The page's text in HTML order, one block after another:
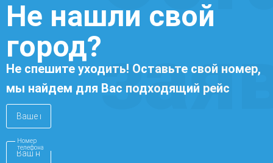
Не нашли свой
город?
Не спешите уходить! Оставьте свой номер,
мы найдем для Вас подходящий рейс
Номер
телефона